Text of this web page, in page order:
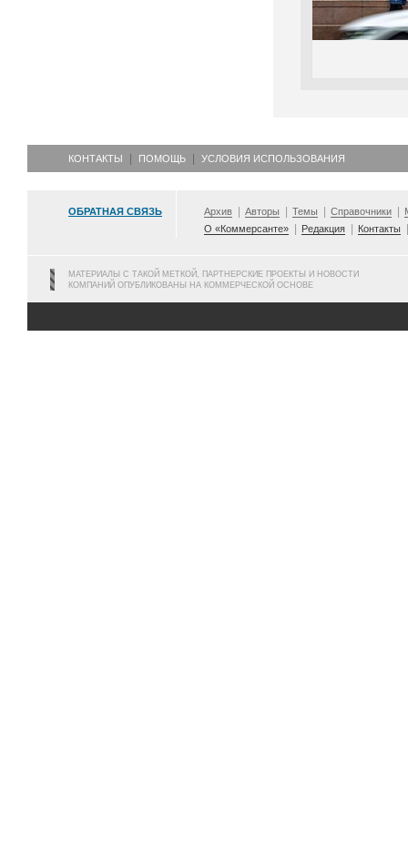
КОНТАКТЫ ПОМОЩЬ УСЛОВИЯ ИСПОЛЬЗОВАНИЯ
ОБРАТНАЯ СВЯЗЬ Архив Авторы Темы Справочники
О «Коммерсанте»
Редакция Контакты
МАТЕРИАЛЫ С ТАКОЙ МЕТКОЙ, ПАРТНЕРСКИЕ ПРОЕКТЫ И НОВОСТИ
КОМПАНИЙ ОПУБЛИКОВАНЫ НА КОММЕРЧЕСКОЙ ОСНОВЕ